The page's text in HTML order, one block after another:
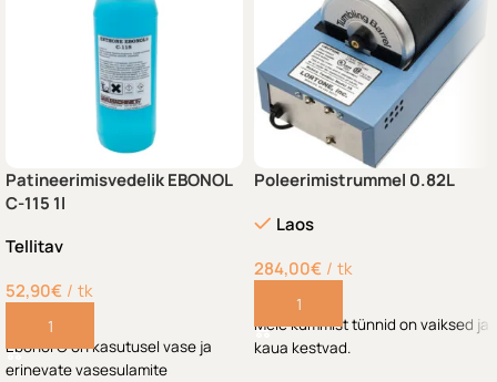
Patineerimisvedelik EBONOL
C-115 1l
Tellitav
52,90€ tk
Lisa korvi
Ebonol C on kasutusel vase ja
erinevate vasesulamite
Poleerimistrummel 0.82L
Laos
284,00€ tk
Lisa korvi
Meie kummist tünnid on vaiksed ja
kaua kestvad.